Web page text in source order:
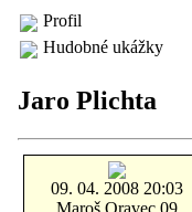
Profil
Hudobné ukážky
Jaro Plichta
09. 04. 2008 20:03